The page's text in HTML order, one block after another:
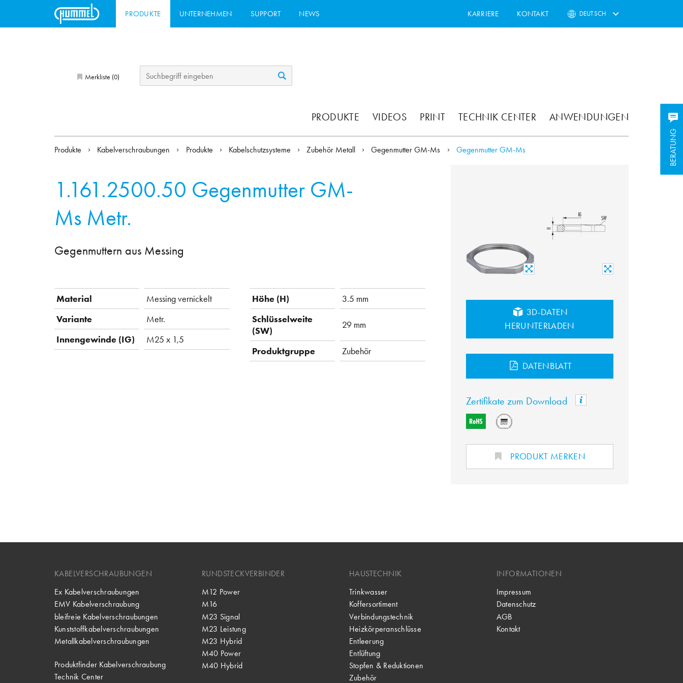
PRODUKTE UNTERNEHMEN SUPPORT NEWS KARRIERE KONTAKT DEUTSCH
Merkliste (0)
PRODUKTE VIDEOS PRINT TECHNIK CENTER ANWENDUNGEN
BERATUNG
BERATUNG
Produkte Kabelverschraubungen Produkte Kabelschutzsysteme Zubehör Metall Gegenmutter GM-Ms Gegenmutter GM-Ms
1.161.2500.50 Gegenmutter GM-
Ms Metr.
Gegenmuttern aus Messing
Material
Messing vernickelt
Variante
Metr.
Innengewinde (IG)
M25 x 1,5
Höhe (H)
3.5 mm
Schlüsselweite
(SW)
29 mm
Produktgruppe Zubehör
3D-DATEN
HERUNTERLADEN
DATENBLATT
Zertifikate zum Download
PRODUKT MERKEN
KABELVERSCHRAUBUNGEN
Ex Kabelverschraubungen
EMV Kabelverschraubung
bleifreie Kabelverschraubungen
Kunststoffkabelverschraubungen
Metallkabelverschraubungen
Produktfinder Kabelverschraubung
Technik Center
RUNDSTECKVERBINDER
M12 Power
M16
M23 Signal
M23 Leistung
M23 Hybrid
M40 Power
M40 Hybrid
HAUSTECHNIK
Trinkwasser
Koffersortiment
Verbindungstechnik
Heizkörperanschlüsse
Entleerung
Entlüftung
Stopfen & Reduktionen
Zubehör
INFORMATIONEN
Impressum
Datenschutz
AGB
Kontakt